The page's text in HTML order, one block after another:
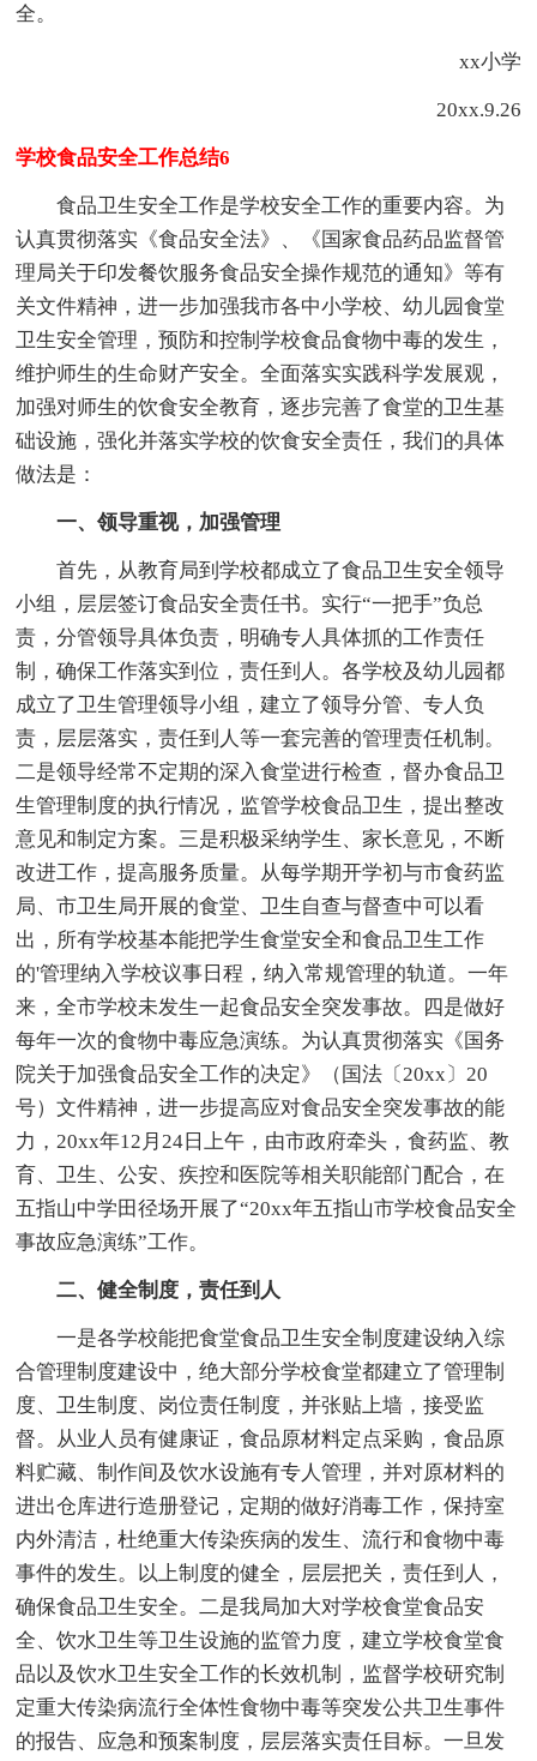
全。
xx小学
20xx.9.26
学校食品安全工作总结6
食品卫生安全工作是学校安全工作的重要内容。为
认真贯彻落实《食品安全法》、《国家食品药品监督管
理局关于印发餐饮服务食品安全操作规范的通知》等有
关文件精神，进一步加强我市各中小学校、幼儿园食堂
卫生安全管理，预防和控制学校食品食物中毒的发生，
维护师生的生命财产安全。全面落实实践科学发展观，
加强对师生的饮食安全教育，逐步完善了食堂的卫生基
础设施，强化并落实学校的饮食安全责任，我们的具体
做法是：
一、领导重视，加强管理
首先，从教育局到学校都成立了食品卫生安全领导
小组，层层签订食品安全责任书。实行“一把手”负总
责，分管领导具体负责，明确专人具体抓的工作责任
制，确保工作落实到位，责任到人。各学校及幼儿园都
成立了卫生管理领导小组，建立了领导分管、专人负
责，层层落实，责任到人等一套完善的管理责任机制。
二是领导经常不定期的深入食堂进行检查，督办食品卫
生管理制度的执行情况，监管学校食品卫生，提出整改
意见和制定方案。三是积极采纳学生、家长意见，不断
改进工作，提高服务质量。从每学期开学初与市食药监
局、市卫生局开展的食堂、卫生自查与督查中可以看
出，所有学校基本能把学生食堂安全和食品卫生工作
的'管理纳入学校议事日程，纳入常规管理的轨道。一年
来，全市学校未发生一起食品安全突发事故。四是做好
每年一次的食物中毒应急演练。为认真贯彻落实《国务
院关于加强食品安全工作的决定》（国法〔20xx〕20
号）文件精神，进一步提高应对食品安全突发事故的能
力，20xx年12月24日上午，由市政府牵头，食药监、教
育、卫生、公安、疾控和医院等相关职能部门配合，在
五指山中学田径场开展了“20xx年五指山市学校食品安全
事故应急演练”工作。
二、健全制度，责任到人
一是各学校能把食堂食品卫生安全制度建设纳入综
合管理制度建设中，绝大部分学校食堂都建立了管理制
度、卫生制度、岗位责任制度，并张贴上墙，接受监
督。从业人员有健康证，食品原材料定点采购，食品原
料贮藏、制作间及饮水设施有专人管理，并对原材料的
进出仓库进行造册登记，定期的做好消毒工作，保持室
内外清洁，杜绝重大传染疾病的发生、流行和食物中毒
事件的发生。以上制度的健全，层层把关，责任到人，
确保食品卫生安全。二是我局加大对学校食堂食品安
全、饮水卫生等卫生设施的监管力度，建立学校食堂食
品以及饮水卫生安全工作的长效机制，监督学校研究制
定重大传染病流行全体性食物中毒等突发公共卫生事件
的报告、应急和预案制度，层层落实责任目标。一旦发